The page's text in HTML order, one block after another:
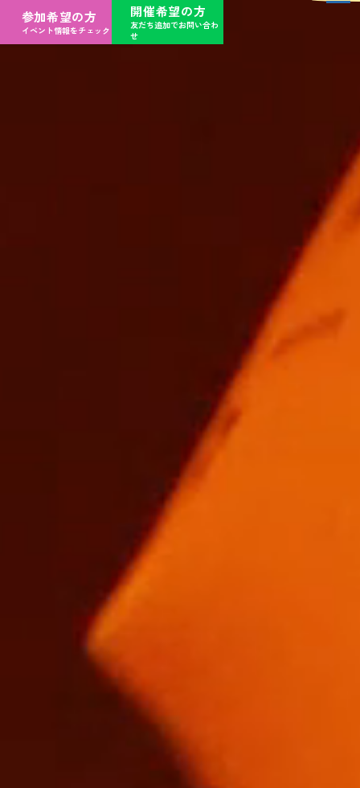
参加希望の方
イベント情報をチェック
開催希望の方
友だち追加でお問い合わ
せ